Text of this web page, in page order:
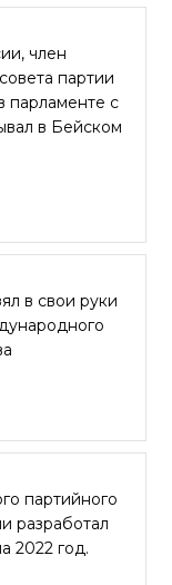
член
партии
парламенте с
в Бейском
в свои руки
партийного
разработал
2022 год.